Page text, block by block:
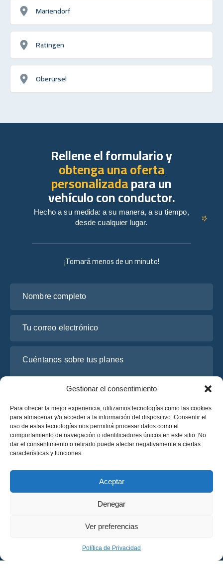
Gestionar el consentimiento
Para ofrecer la mejor experiencia, utilizamos tecnologías como las cookies
para almacenar y/o acceder a la información del dispositivo. Consentir el
uso de estas tecnologías nos permitirá procesar datos como el
comportamiento de navegación o identificadores únicos en este sitio. No
dar el consentimiento o retirarlo puede afectar negativamente a ciertas
características y funciones.
Aceptar
Denegar
Ver preferencias
Política de Privacidad
Mariendorf
Ratingen
Oberursel
Política de Privacidad
Términos y Condiciones
¡Tomará menos de un minuto!
He leído y acepto la
Solicite un presupuesto
Solicite un presupuesto
Rellene el formulario y
obtenga una oferta
personalizadapara un
vehículo con conductor.
Hecho a su medida: a su manera, a su tiempo,
desde cualquier lugar.